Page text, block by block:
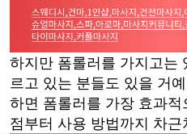
하지만 폼롤러를 가지고는
르고 있는 분들도 있을 거
하면 폼롤러를 가장 효과
점부터 사용 방법까지 차